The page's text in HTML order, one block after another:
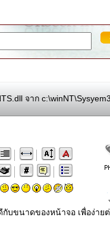
จาก
บขนาดของหน้าจอ เพื่อง่า